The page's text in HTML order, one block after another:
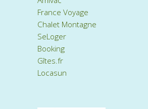
France Voyage
Chalet Montagne
SeLoger
Booking
Gîtes.fr
Locasun